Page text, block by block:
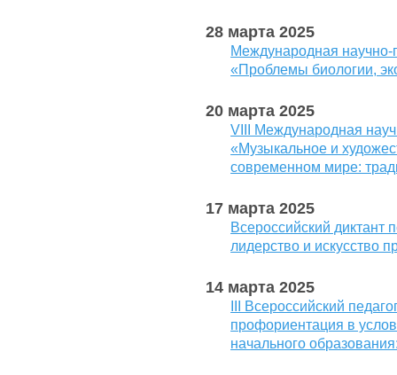
28 марта 2025
Международная научно-
«Проблемы биологии,
20 марта 2025
VIII Международная
«Музыкальное и
современном мире:
17 марта 2025
Всероссийский
лидерство и искусство
14 марта 2025
III Всероссийский
профориентация в
начального